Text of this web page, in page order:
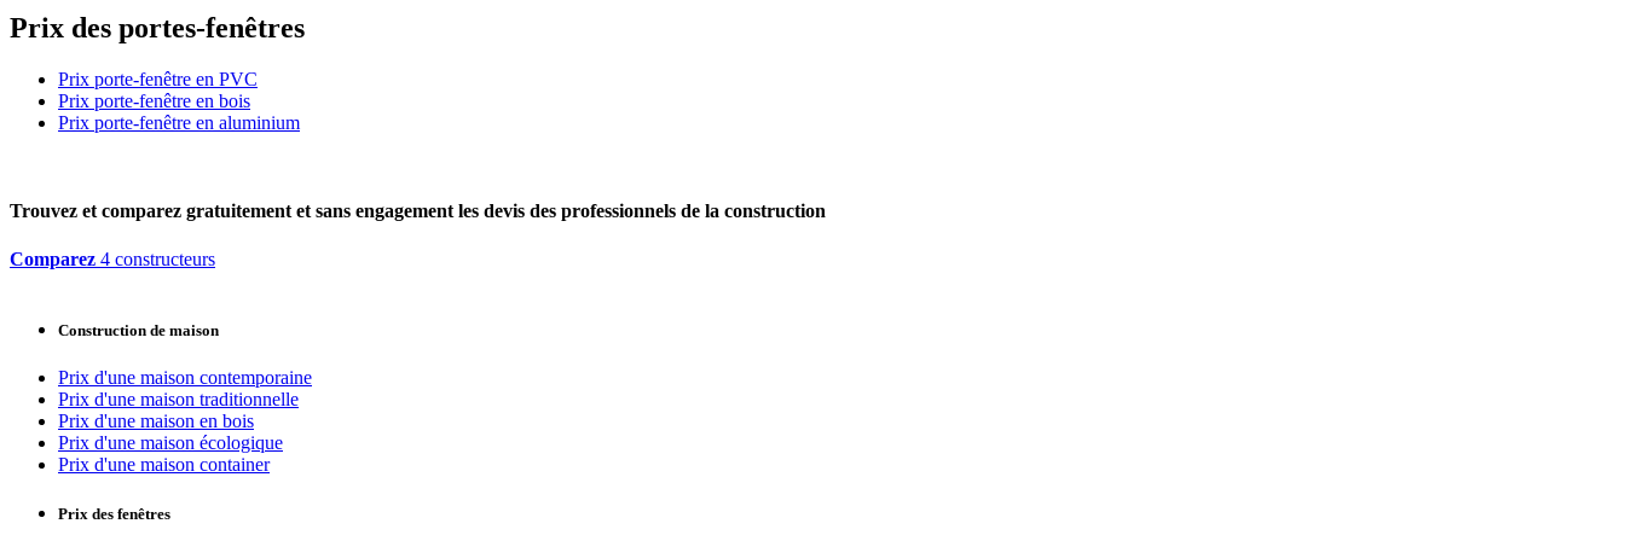
Prix des portes-fenêtres
Prix porte-fenêtre en PVC
Prix porte-fenêtre en bois
Prix porte-fenêtre en aluminium
Trouvez et comparez gratuitement et sans engagement les devis des professionnels de la construction
Comparez 4 constructeurs
Construction de maison
Prix d'une maison contemporaine
Prix d'une maison traditionnelle
Prix d'une maison en bois
Prix d'une maison écologique
Prix d'une maison container
Prix des fenêtres